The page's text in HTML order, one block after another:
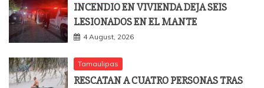
INCENDIO EN VIVIENDA DEJA SEIS
LESIONADOS EN EL MANTE
4 August, 2026
Tamaulipas
RESCATAN A CUATRO PERSONAS TRAS